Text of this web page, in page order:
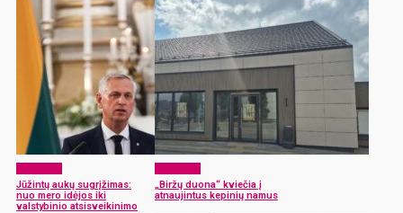
Jūžintų aukų sugrįžimas:
nuo mero idėjos iki
valstybinio atsisveikinimo
„Biržų duona“ kviečia į
atnaujintus kepinių namus